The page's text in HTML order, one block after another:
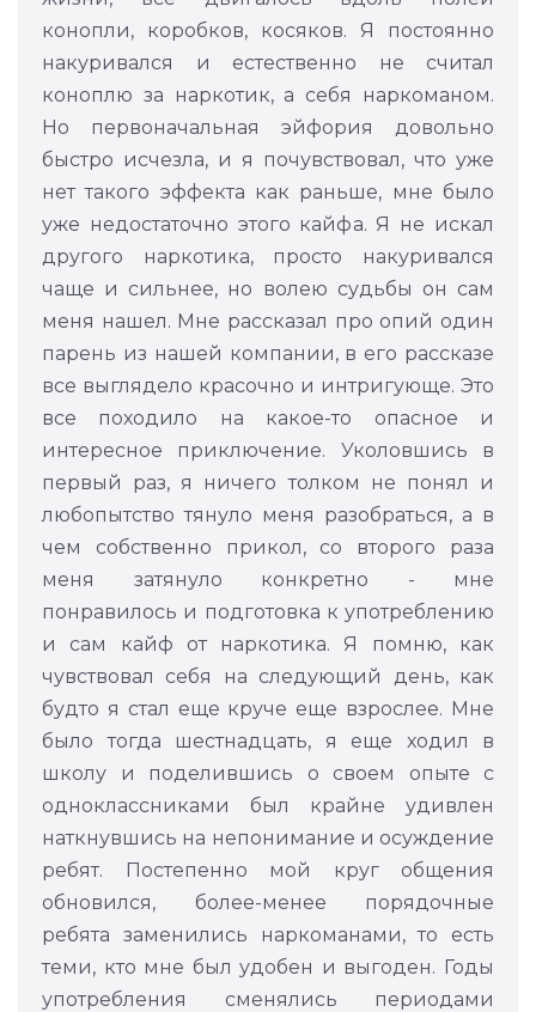
конопли, коробков, косяков. Я постоянно
накуривался и естественно не считал
коноплю за наркотик, а себя наркоманом.
Но первоначальная эйфория довольно
быстро исчезла, и я почувствовал, что уже
нет такого эффекта как раньше, мне было
уже недостаточно этого кайфа. Я не искал
другого наркотика, просто накуривался
чаще и сильнее, но волею судьбы он сам
меня нашел. Мне рассказал про опий один
парень из нашей компании, в его рассказе
все выглядело красочно и интригующе. Это
все походило на какое-то опасное и
интересное приключение. Уколовшись в
первый раз, я ничего толком не понял и
любопытство тянуло меня разобраться, а в
чем собственно прикол, со второго раза
меня затянуло конкретно - мне
понравилось и подготовка к употреблению
и сам кайф от наркотика. Я помню, как
чувствовал себя на следующий день, как
будто я стал еще круче еще взрослее. Мне
было тогда шестнадцать, я еще ходил в
школу и поделившись о своем опыте с
одноклассниками был крайне удивлен
наткнувшись на непонимание и осуждение
ребят. Постепенно мой круг общения
обновился, более-менее порядочные
ребята заменились наркоманами, то есть
теми, кто мне был удобен и выгоден. Годы
употребления сменялись периодами